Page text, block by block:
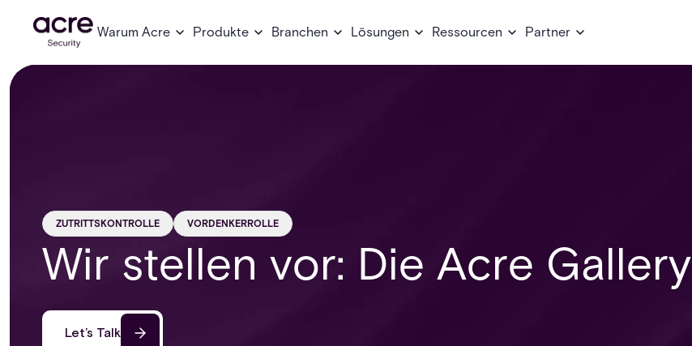
Warum Acre Produkte Branchen Lösungen Ressourcen Partner
ZUTRITTSKONTROLLE VORDENKERROLLE
Wir stellen vor: Die Acre Gallery
Let’s Talk